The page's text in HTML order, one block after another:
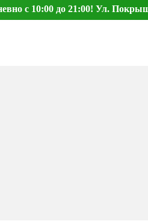
с 10:00 до 21:00! Ул.